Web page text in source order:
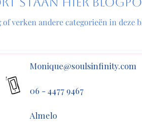
Trauma Healing
Maagd
verken andere categorieën in deze
Monique@soulsinfinity.com
06 - 4477 9467
Almelo